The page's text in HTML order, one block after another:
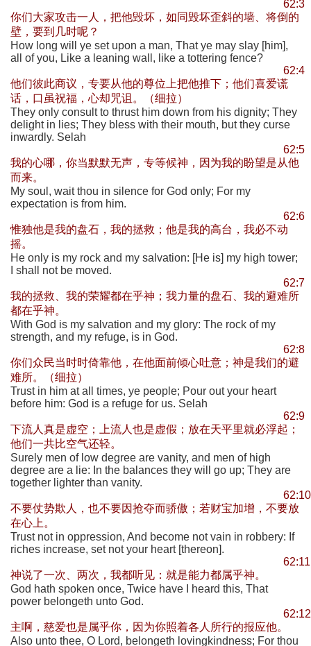
62:3
你们大家攻击一人，把他毁坏，如同毁坏歪斜的墙、将倒的
壁，要到几时呢？
How long will ye set upon a man, That ye may slay [him],
all of you, Like a leaning wall, like a tottering fence?
62:4
他们彼此商议，专要从他的尊位上把他推下；他们喜爱谎
话，口虽祝福，心却咒诅。（细拉）
They only consult to thrust him down from his dignity; They
delight in lies; They bless with their mouth, but they curse
inwardly. Selah
62:5
我的心哪，你当默默无声，专等候神，因为我的盼望是从他
而来。
My soul, wait thou in silence for God only; For my
expectation is from him.
62:6
惟独他是我的盘石，我的拯救；他是我的高台，我必不动
摇。
He only is my rock and my salvation: [He is] my high tower;
I shall not be moved.
62:7
我的拯救、我的荣耀都在乎神；我力量的盘石、我的避难所
都在乎神。
With God is my salvation and my glory: The rock of my
strength, and my refuge, is in God.
62:8
你们众民当时时倚靠他，在他面前倾心吐意；神是我们的避
难所。（细拉）
Trust in him at all times, ye people; Pour out your heart
before him: God is a refuge for us. Selah
62:9
下流人真是虚空；上流人也是虚假；放在天平里就必浮起；
他们一共比空气还轻。
Surely men of low degree are vanity, and men of high
degree are a lie: In the balances they will go up; They are
together lighter than vanity.
62:10
不要仗势欺人，也不要因抢夺而骄傲；若财宝加增，不要放
在心上。
Trust not in oppression, And become not vain in robbery: If
riches increase, set not your heart [thereon].
62:11
神说了一次、两次，我都听见：就是能力都属乎神。
God hath spoken once, Twice have I heard this, That
power belongeth unto God.
62:12
主啊，慈爱也是属乎你，因为你照着各人所行的报应他。
Also unto thee, O Lord, belongeth lovingkindness; For thou